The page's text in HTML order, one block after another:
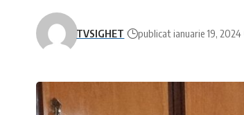
TVSIGHET publicat ianuarie 19, 2024